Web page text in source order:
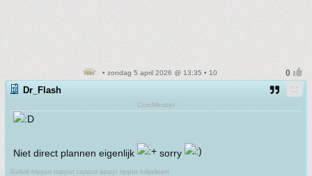
• zondag 5 april 2026 @ 13:35 • 10
Dr_Flash
CoinMeister
Niet direct plannen eigenlijk sorry
Salivili hipput tupput tapput äppyt tipput hilijalleen